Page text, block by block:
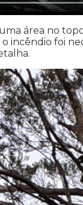
área no
incêndio foi